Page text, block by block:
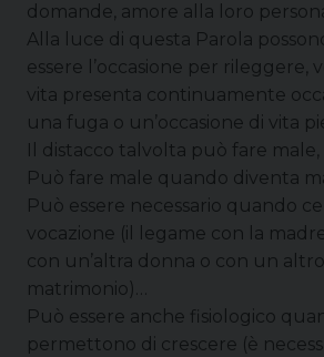
domande, amore alla loro
Alla luce di questa Parola
essere l’occasione per
vita presenta continuamente
una fuga o un’occasione di vita
Il distacco talvolta può fare
Può fare male quando diventa
Può essere necessario quando
vocazione (il legame con la
con un’altra donna o con un
matrimonio)…
Può essere anche fisiologico
permettono di crescere (è